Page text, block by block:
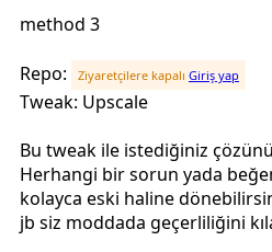
method 3
Repo: Ziyaretçilere kapalı Giriş yap
Tweak: Upscale
Bu tweak ile istediğiniz
Herhangi bir sorun yada
kolayca eski haline
jb siz moddada geçerliliğini